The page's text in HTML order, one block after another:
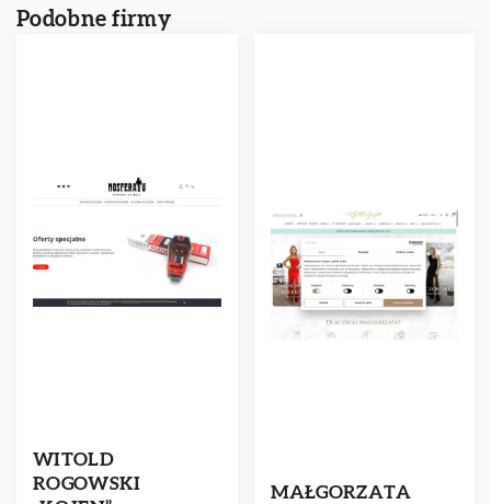
Podobne firmy
WITOLD
ROGOWSKI
MAŁGORZATA